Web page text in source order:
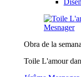
Obra de la semana
Toile L'amour